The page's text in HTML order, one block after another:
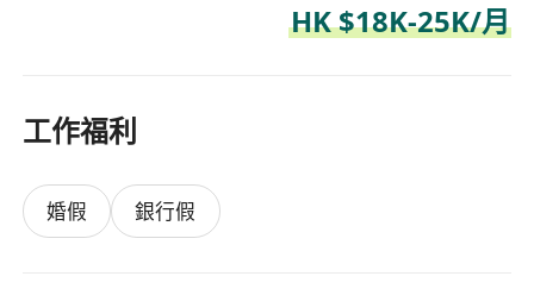
HK $18K-25K/月
工作福利
婚假 銀行假